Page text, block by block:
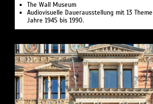
The Wall Museum
Audiovisuelle Dauerausstellung mit 13
Jahre 1945 bis 1990.